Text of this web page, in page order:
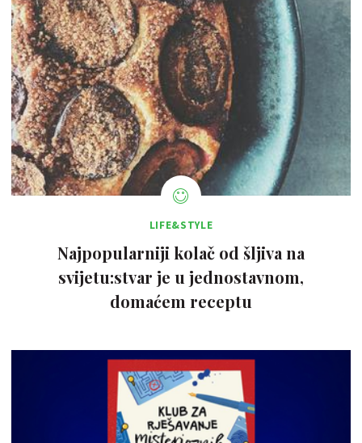
LIFE&STYLE
Najpopularniji kolač od šljiva na
svijetu:stvar je u jednostavnom,
domaćem receptu